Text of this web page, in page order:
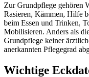
Zur Grundpflege gehören
Rasieren, Kämmen, Hilfe
beim Essen und Trinken,
Mobilisieren. Anders als
Grundpflege keiner
anerkannten Pflegegrad
Wichtige